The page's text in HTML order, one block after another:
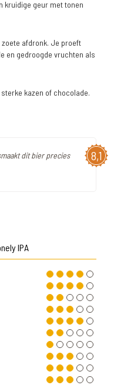
kruidige geur met tonen
afdronk. Je proeft
en gedroogde vruchten als
kazen of chocolade.
8,1
dit bier precies
IPA